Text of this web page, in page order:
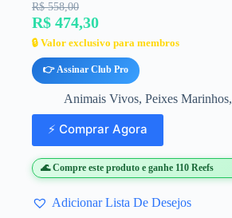
R$ 558,00
R$ 474,30
🔒 Valor exclusivo para membros
👉 Assinar Club Pro
Animais Vivos, Peixes Marinhos,
⚡ Comprar Agora
🌊 Compre este produto e ganhe 110 Reefs
Adicionar Lista De Desejos